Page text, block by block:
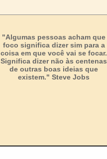
"Algumas pessoas acham que
foco significa dizer sim para a
coisa em que você vai se focar.
Significa dizer não às centenas
de outras boas ideias que
existem." Steve Jobs